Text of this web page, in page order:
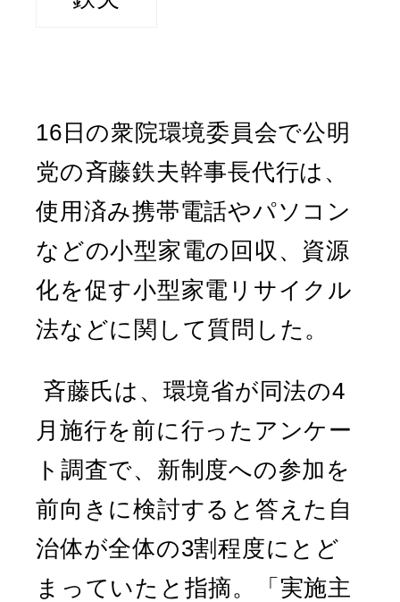
16日の衆院環境委員会で公明
党の斉藤鉄夫幹事長代行は、
使用済み携帯電話やパソコン
などの小型家電の回収、資源
化を促す小型家電リサイクル
法などに関して質問した。
斉藤氏は、環境省が同法の4
月施行を前に行ったアンケー
ト調査で、新制度への参加を
前向きに検討すると答えた自
治体が全体の3割程度にとど
まっていたと指摘。「実施主